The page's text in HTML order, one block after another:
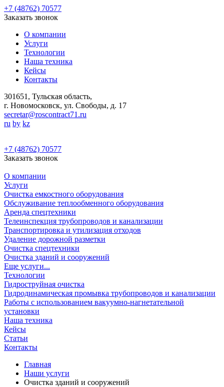
+7 (48762) 70577
Заказать звонок
О компании
Услуги
Технологии
Наша техника
Кейсы
Контакты
301651, Тульская область,
г. Новомосковск, ул. Свободы, д. 17
secretar@roscontract71.ru
ru by kz
+7 (48762) 70577
Заказать звонок
О компании
Услуги
Очистка емкостного оборудования
Обслуживание теплообменного оборудования
Аренда спецтехники
Телеинспекция трубопроводов и канализации
Транспортировка и утилизация отходов
Удаление дорожной разметки
Очистка спецтехники
Очистка зданий и сооружений
Еще услуги...
Технологии
Гидроструйная очистка
Гидродинамическая промывка трубопроводов и канализации
Работы с использованием вакуумно-нагнетательной
установки
Наша техника
Кейсы
Статьи
Контакты
Главная
Наши услуги
Очистка зданий и сооружений